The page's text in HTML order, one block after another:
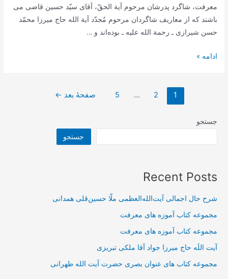
معرفت‌، شاگرد پدرشان‌ مرحوم‌ آیة‌ الحقّ، آقای‌ سیّد حسین‌ قاضی‌ می
باشند که‌ از معاریف‌ شاگردان‌ مرحوم‌ مُجدّد آیة الله‌ حاج‌ میرزا محمّد
حسن‌ شیرازی‌ ـ رحمة الله علیه‌ ـ بوده‌اند و …
سلسله
ادامه »
1
2
…
5 صفحهٔ بعد ←
جستجو
جستجو
Recent Posts
شرح حال اجمالی آیت‌الله‌العظمی ملّا حسین‌قلی همدانی
مجموعه کتاب آموزه های معرفت
مجموعه کتاب آموزه های معرفت
آیت اللَه حاج میرزا جواد آقا ملکی تبریزی
مجموعه کتاب های عنوان بصری حضرت آیت الله طهرانی